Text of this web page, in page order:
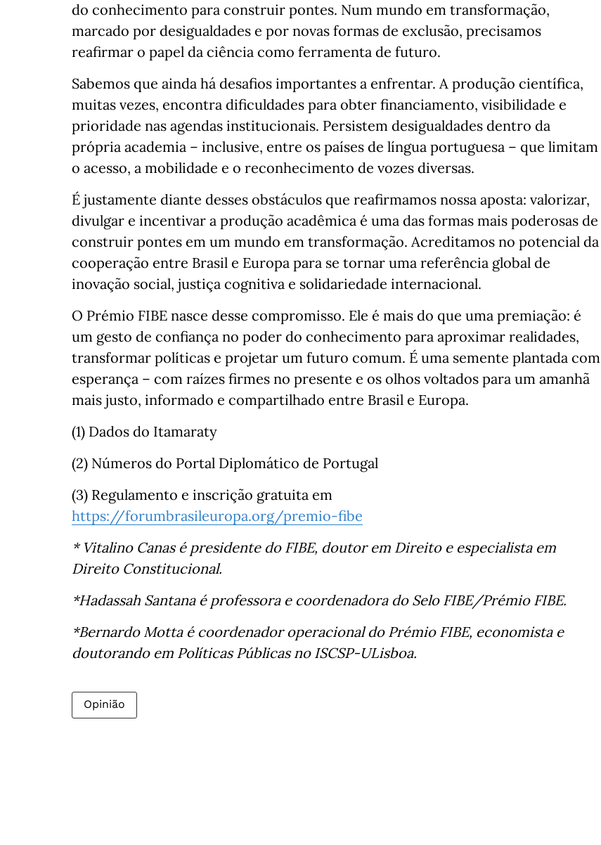
do conhecimento para construir pontes. Num mundo em transformação,
marcado por desigualdades e por novas formas de exclusão, precisamos
reafirmar o papel da ciência como ferramenta de futuro.
Sabemos que ainda há desafios importantes a enfrentar. A produção científica,
muitas vezes, encontra dificuldades para obter financiamento, visibilidade e
prioridade nas agendas institucionais. Persistem desigualdades dentro da
própria academia – inclusive, entre os países de língua portuguesa – que limitam
o acesso, a mobilidade e o reconhecimento de vozes diversas.
É justamente diante desses obstáculos que reafirmamos nossa aposta: valorizar,
divulgar e incentivar a produção acadêmica é uma das formas mais poderosas de
construir pontes em um mundo em transformação. Acreditamos no potencial da
cooperação entre Brasil e Europa para se tornar uma referência global de
inovação social, justiça cognitiva e solidariedade internacional.
O Prémio FIBE nasce desse compromisso. Ele é mais do que uma premiação: é
um gesto de confiança no poder do conhecimento para aproximar realidades,
transformar políticas e projetar um futuro comum. É uma semente plantada com
esperança – com raízes firmes no presente e os olhos voltados para um amanhã
mais justo, informado e compartilhado entre Brasil e Europa.
(1) Dados do Itamaraty
(2) Números do Portal Diplomático de Portugal
(3) Regulamento e inscrição gratuita em
https://forumbrasileuropa.org/premio-fibe
* Vitalino Canas é presidente do FIBE, doutor em Direito e especialista em
Direito Constitucional.
*Hadassah Santana é professora e coordenadora do Selo FIBE/Prémio FIBE.
*Bernardo Motta é coordenador operacional do Prémio FIBE, economista e
doutorando em Políticas Públicas no ISCSP-ULisboa.
Opinião